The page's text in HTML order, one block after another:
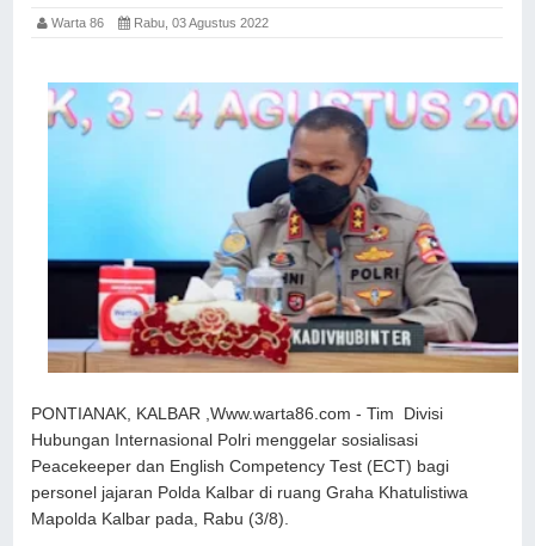
Warta 86 Rabu, 03 Agustus 2022
PONTIANAK, KALBAR ,Www.warta86.com - Tim Divisi
Hubungan Internasional Polri menggelar sosialisasi
Peacekeeper dan English Competency Test (ECT) bagi
personel jajaran Polda Kalbar di ruang Graha Khatulistiwa
Mapolda Kalbar pada, Rabu (3/8).